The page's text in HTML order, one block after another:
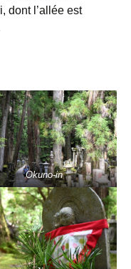
dont l’allée est
Okuno-in